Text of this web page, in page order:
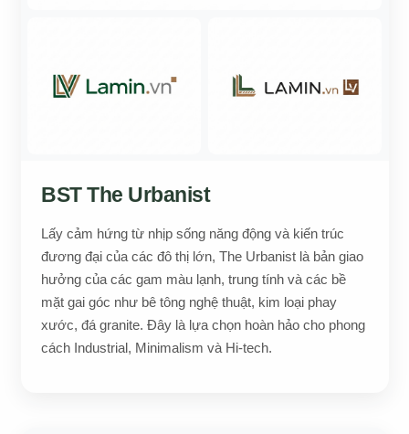
BST The Urbanist
Lấy cảm hứng từ nhịp sống năng động và kiến trúc
đương đại của các đô thị lớn, The Urbanist là bản giao
hưởng của các gam màu lạnh, trung tính và các bề
mặt gai góc như bê tông nghệ thuật, kim loại phay
xước, đá granite. Đây là lựa chọn hoàn hảo cho phong
cách Industrial, Minimalism và Hi-tech.